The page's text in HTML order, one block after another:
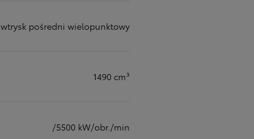
wtrysk pośredni wielopunktowy
1490 cm³
/5500 kW/obr./min